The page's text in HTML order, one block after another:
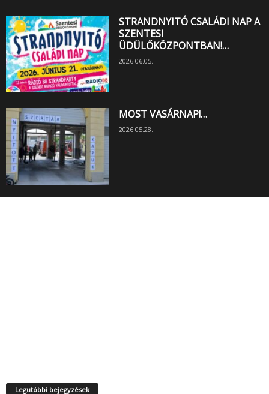
STRANDNYITÓ CSALÁDI NAP A
SZENTESI
ÜDÜLŐKÖZPONTBAN!…
2026.06.05.
MOST VASÁRNAP!…
2026.05.28.
Legutóbbi bejegyzések